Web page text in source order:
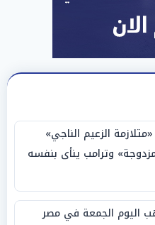
الزعيم الناجي»
وترامب ينأى بنفسه
اليوم الجمعة في مصر